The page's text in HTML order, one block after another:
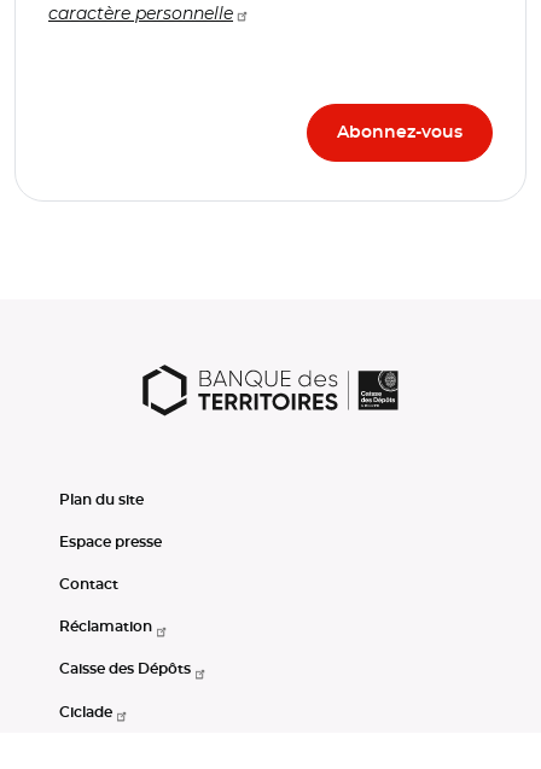
caractère personnelle
Plan du site
Espace presse
Contact
Réclamation
Caisse des Dépôts
Ciclade